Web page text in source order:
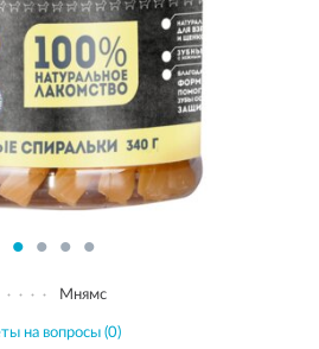
Мнямс
на вопросы (0)